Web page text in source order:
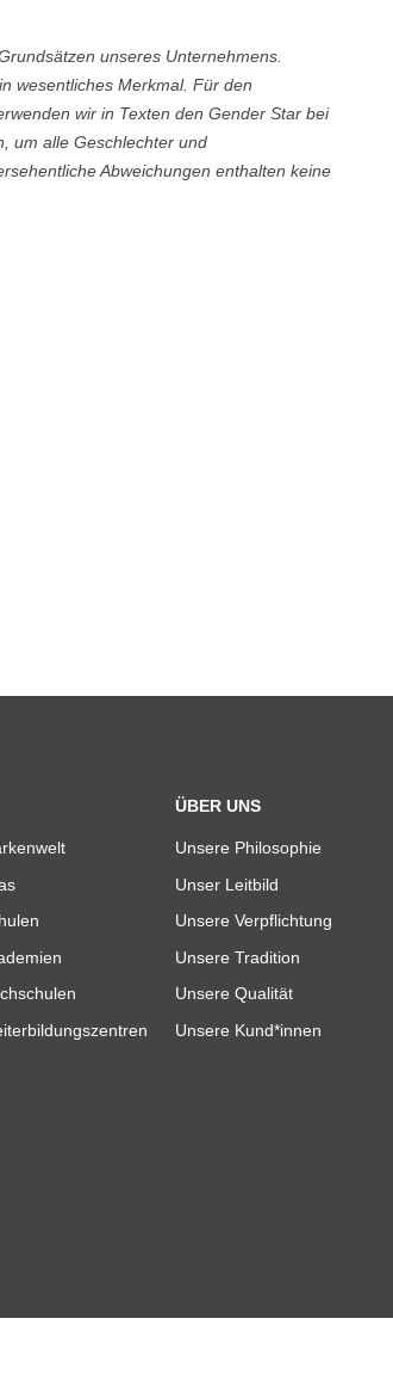
unseres Unternehmens.
wesentliches Merkmal. Für den
wir in Texten den Gender Star bei
um alle Geschlechter und
Abweichungen enthalten keine
ÜBER UNS
Unsere Philosophie
Unser Leitbild
Unsere Verpflichtung
Unsere Tradition
Unsere Qualität
Unsere Kund*innen